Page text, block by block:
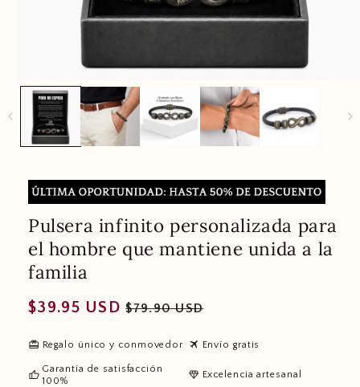
Pulsera infinito personalizada para
el hombre que mantiene unida a la
familia
Regular
$39.95 USD Sale
$79.90 USD
redeem Regalo único y conmovedor travel Envío gratis
thumb_up Garantía de satisfacción
100%
diamond Excelencia artesanal